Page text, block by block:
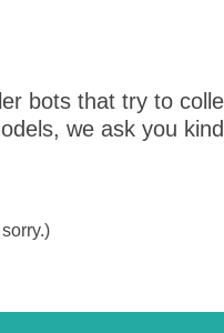
bots that try to
we ask you